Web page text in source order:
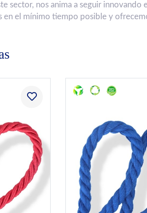
sector, nos anima a seguir
en el mínimo tiempo posible y